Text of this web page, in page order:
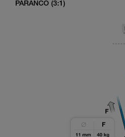
PARANCO (3:1)